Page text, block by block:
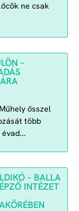
ne csak
–
ősszel
több
– BALLA
INTÉZET